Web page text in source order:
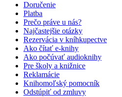
Doručenie
Platba
Prečo práve u nás?
Najčastejšie otázky
Rezervácia v kníhkupectve
Ako čítať e-knihy
Ako počúvať audioknihy
Pre školy a knižnice
Reklamácie
Knihomoľský pomocník
Odstúpiť od zmluvy